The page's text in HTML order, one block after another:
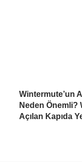
Wintermute’un
Neden Önemli?
Açılan Kapıda